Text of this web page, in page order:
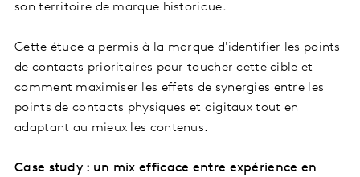
son territoire de marque historique.
Cette étude a permis à la marque d'identifier les points
de contacts prioritaires pour toucher cette cible et
comment maximiser les effets de synergies entre les
points de contacts physiques et digitaux tout en
adaptant au mieux les contenus.
Case study : un mix efficace entre expérience en